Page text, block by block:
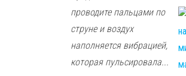
проводите пальцами по
струне и воздух
наполняется вибрацией,
которая пульсировала...